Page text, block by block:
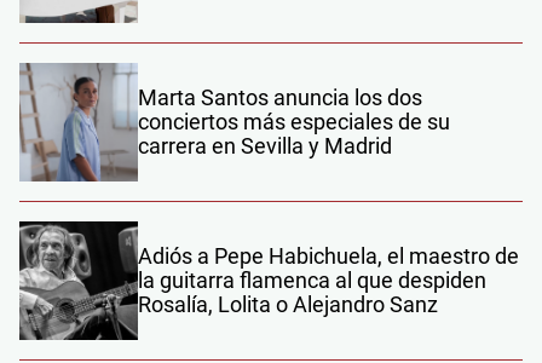
Marta Santos anuncia los dos
conciertos más especiales de su
carrera en Sevilla y Madrid
Adiós a Pepe Habichuela, el maestro de
la guitarra flamenca al que despiden
Rosalía, Lolita o Alejandro Sanz